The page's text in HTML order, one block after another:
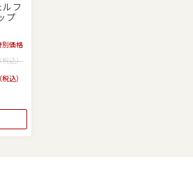
フ
プ
別価格
税込）
（税込）